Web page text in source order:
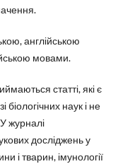
англійською
мовами.
статті, які є
біологічних наук і не
журналі
досліджень у
і тварин, імунології